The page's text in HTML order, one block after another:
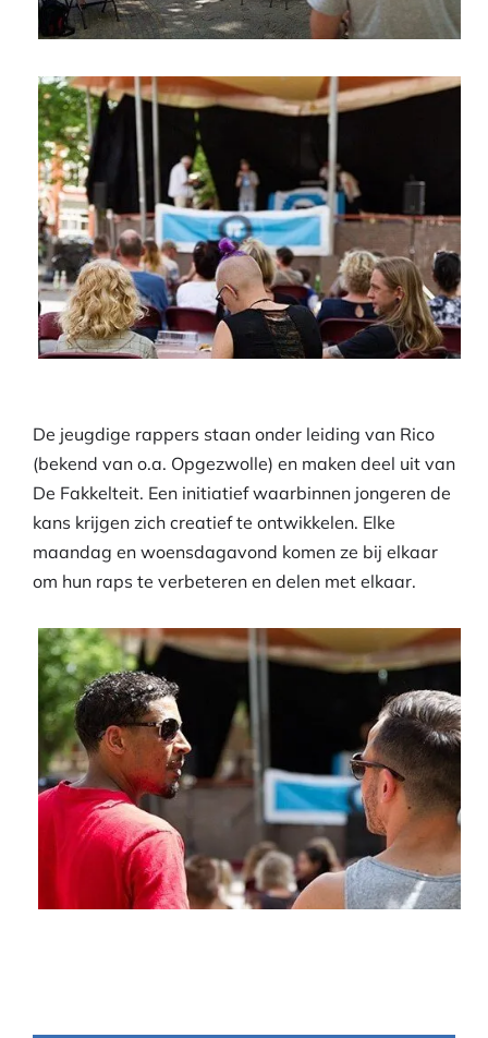
De jeugdige rappers staan onder leiding van Rico
(bekend van o.a. Opgezwolle) en maken deel uit van
De Fakkelteit. Een initiatief waarbinnen jongeren de
kans krijgen zich creatief te ontwikkelen. Elke
maandag en woensdagavond komen ze bij elkaar
om hun raps te verbeteren en delen met elkaar.